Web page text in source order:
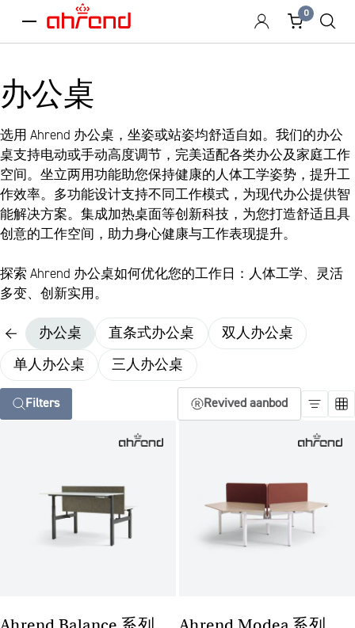
menu
0
办公桌
选用 Ahrend 办公桌，坐姿或站姿均舒适自如。我们的办公
桌支持电动或手动高度调节，完美适配各类办公及家庭工作
空间。坐立两用功能助您保持健康的人体工学姿势，提升工
作效率。多功能设计支持不同工作模式，为现代办公提供智
能解决方案。集成加热桌面等创新科技，为您打造舒适且具
创意的工作空间，助力身心健康与工作表现提升。
探索 Ahrend 办公桌如何优化您的工作日：人体工学、灵活
多变、创新实用。
办公桌 直条式办公桌
双人办公桌
单人办公桌
三人办公桌
Filters Revived aanbod